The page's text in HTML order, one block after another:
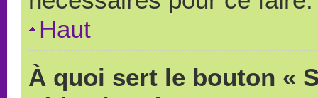
Haut
À quoi sert le bouton «